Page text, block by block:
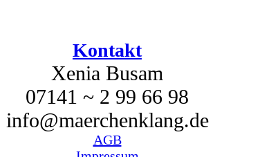
Kontakt
Xenia Busam
07141 ~ 2 99 66 98
info@maerchenklang.de
AGB